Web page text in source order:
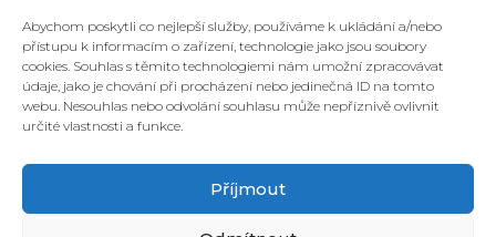
Abychom poskytli co nejlepší služby, používáme k ukládání a/nebo
přístupu k informacím o zařízení, technologie jako jsou soubory
cookies. Souhlas s těmito technologiemi nám umožní zpracovávat
údaje, jako je chování při procházení nebo jedinečná ID na tomto
webu. Nesouhlas nebo odvolání souhlasu může nepříznivě ovlivnit
určité vlastnosti a funkce.
Příjmout
Vernisážový večer výtvarníka a streetartového umělce
Davida Muchy, s hudebnímiintervencemi jeho sestry,
známé punkové zpěvačky a písničkářky, Nikoly
Muchy. Přijďtenačerpat energii, zdravou umanutost a
trochu plodné zuřivosti do nové kulturní sezóny.